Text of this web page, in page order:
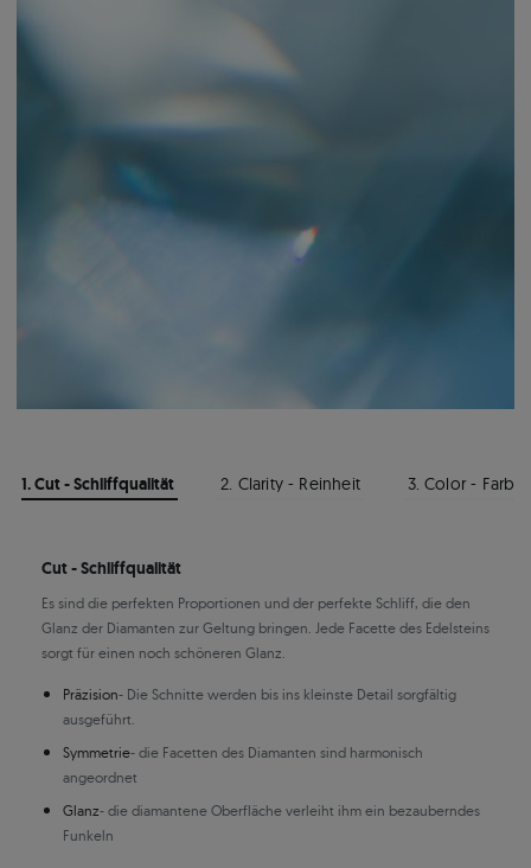
1. Cut - Schliffqualität 2. Clarity - Reinheit 3. Color - Farbe
Cut - Schliffqualität
Es sind die perfekten Proportionen und der perfekte Schliff, die den
Glanz der Diamanten zur Geltung bringen. Jede Facette des Edelsteins
sorgt für einen noch schöneren Glanz.
Präzision- Die Schnitte werden bis ins kleinste Detail sorgfältig
ausgeführt.
Symmetrie- die Facetten des Diamanten sind harmonisch
angeordnet
Glanz- die diamantene Oberfläche verleiht ihm ein bezauberndes
Funkeln